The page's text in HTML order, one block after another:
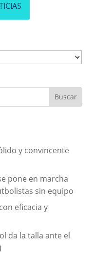
y convincente
pone en marcha
sin equipo
eficacia y
da la talla ante el